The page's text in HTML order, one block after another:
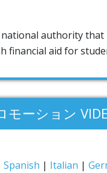
authority that
financial aid for
モーション
Spanish | Italian |